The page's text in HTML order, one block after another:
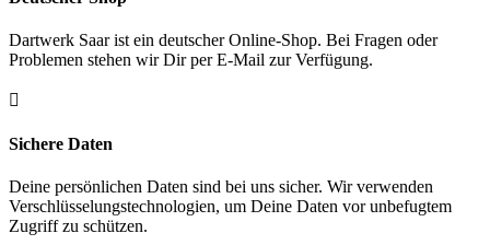
Dartwerk Saar ist ein deutscher Online-Shop. Bei Fragen oder
Problemen stehen wir Dir per E-Mail zur Verfügung.

Sichere Daten
Deine persönlichen Daten sind bei uns sicher. Wir verwenden
Verschlüsselungstechnologien, um Deine Daten vor unbefugtem
Zugriff zu schützen.